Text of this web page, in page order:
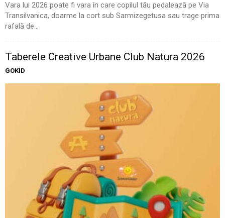
Vara lui 2026 poate fi vara în care copilul tău pedalează pe Via
Transilvanica, doarme la cort sub Sarmizegetusa sau trage prima
rafală de...
Taberele Creative Urbane Club Natura 2026
GOKID